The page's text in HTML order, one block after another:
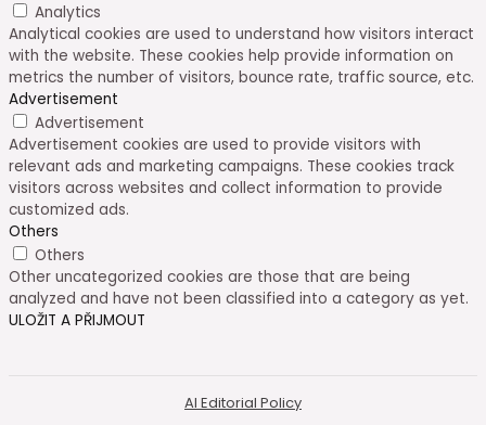
Analytics
Analytical cookies are used to understand how visitors interact
with the website. These cookies help provide information on
metrics the number of visitors, bounce rate, traffic source, etc.
Advertisement
Advertisement
Advertisement cookies are used to provide visitors with
relevant ads and marketing campaigns. These cookies track
visitors across websites and collect information to provide
customized ads.
Others
Others
Other uncategorized cookies are those that are being
analyzed and have not been classified into a category as yet.
ULOŽIT A PŘIJMOUT
AI Editorial Policy